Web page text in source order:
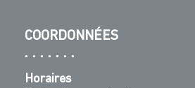
COORDONNÉES
Horaires